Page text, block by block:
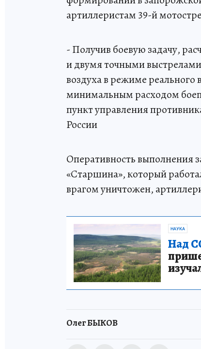
артиллеристам 39-й
- Получив боевую задачу,
и двумя точными
воздуха в режиме реального
минимальным расходом
пункт управления
России
Оперативность выполнения
«Старшина», который
врагом уничтожен,
НАУКА
Над
Олег БЫКОВ